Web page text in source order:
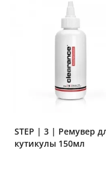
STEP | 3 | Ремувер
кутикулы 150мл